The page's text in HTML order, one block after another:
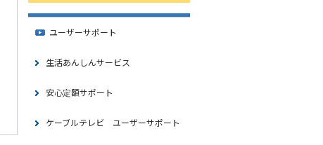
ユーザーサポート
生活あんしんサービス
安心定額サポート
ケーブルテレビ ユーザーサポート